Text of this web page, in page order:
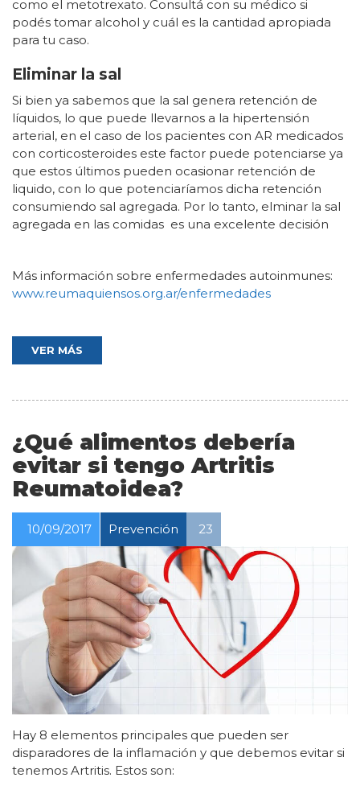
como el metotrexato. Consultá con su médico si
podés tomar alcohol y cuál es la cantidad apropiada
para tu caso.
Eliminar la sal
Si bien ya sabemos que la sal genera retención de
líquidos, lo que puede llevarnos a la hipertensión
arterial, en el caso de los pacientes con AR medicados
con corticosteroides este factor puede potenciarse ya
que estos últimos pueden ocasionar retención de
liquido, con lo que potenciaríamos dicha retención
consumiendo sal agregada. Por lo tanto, elminar la sal
agregada en las comidas es una excelente decisión
Más información sobre enfermedades autoinmunes:
www.reumaquiensos.org.ar/enfermedades
VER MÁS
¿Qué alimentos debería
evitar si tengo Artritis
Reumatoidea?
10/09/2017 Prevención 23
Hay 8 elementos principales que pueden ser
disparadores de la inflamación y que debemos evitar si
tenemos Artritis. Estos son: